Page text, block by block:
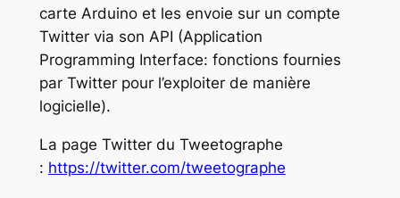
carte Arduino et les envoie sur un compte
Twitter via son API (Application
Programming Interface: fonctions fournies
par Twitter pour l’exploiter de manière
logicielle).
La page Twitter du Tweetographe
: https://twitter.com/tweetographe